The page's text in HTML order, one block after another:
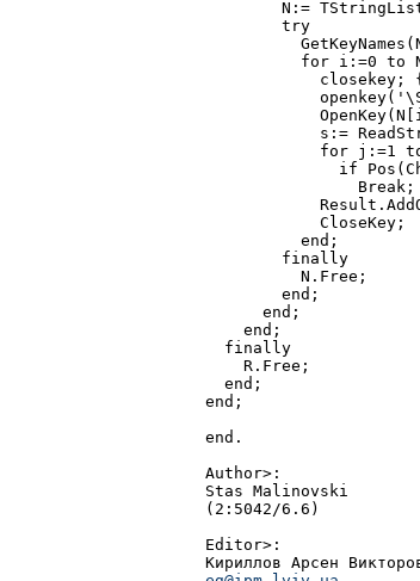
N:=
        try
for i:=0 to
closekey;
s:=
for j:=1
if
                Break;
            CloseKey;
          end;
        finally
          N.Free;
        end;
      end;
    end;
  finally
    R.Free;
  end;
end;
end.
Author>:
Stas Malinovski
(2:5042/6.6)
Editor>: